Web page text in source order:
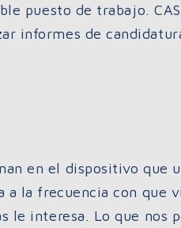
puesto de trabajo.
informes de
en el dispositivo que
la frecuencia con que
le interesa. Lo que nos